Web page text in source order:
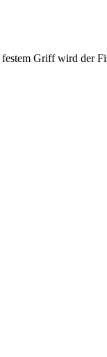
Griff wird der